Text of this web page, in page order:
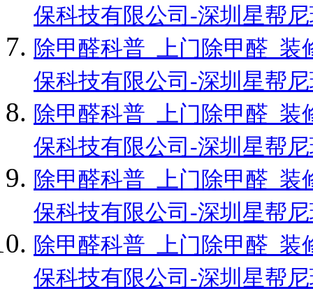
保科技有限公司-深圳星帮
除甲醛科普_上门除甲醛_
保科技有限公司-深圳星帮
除甲醛科普_上门除甲醛_
保科技有限公司-深圳星帮
除甲醛科普_上门除甲醛_
保科技有限公司-深圳星帮
除甲醛科普_上门除甲醛_
保科技有限公司-深圳星帮